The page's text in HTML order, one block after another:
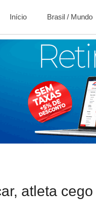
Início Brasil / Mundo
atleta